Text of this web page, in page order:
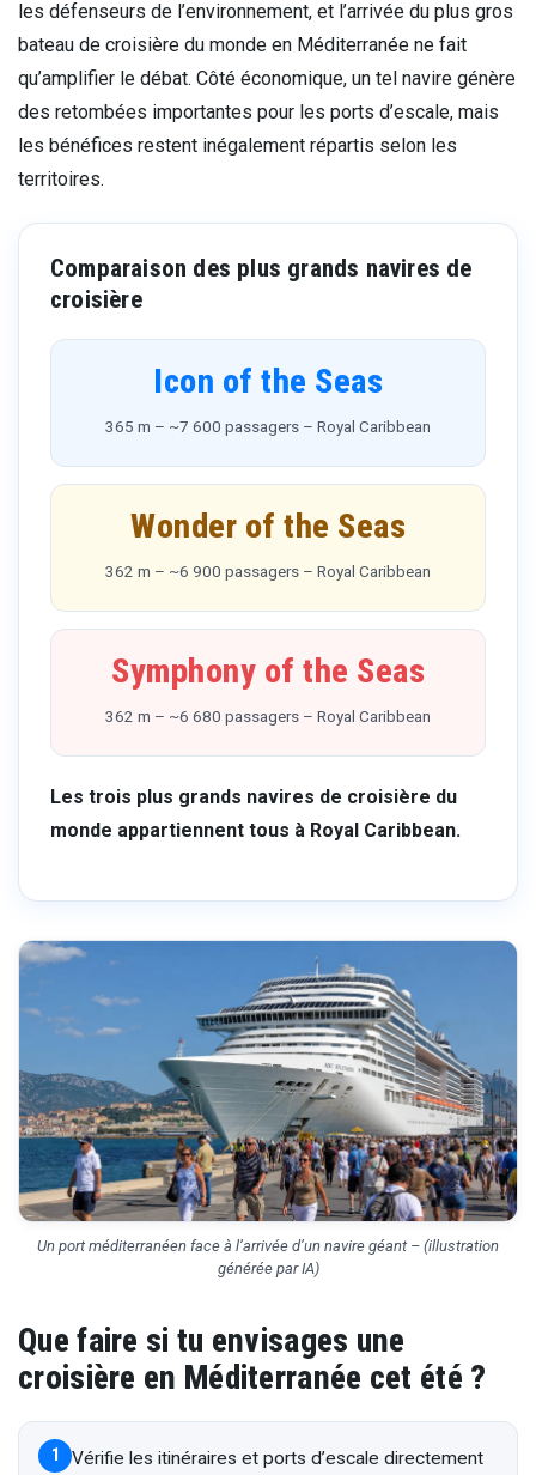
les défenseurs de l’environnement, et l’arrivée du plus gros
bateau de croisière du monde en Méditerranée ne fait
qu’amplifier le débat. Côté économique, un tel navire génère
des retombées importantes pour les ports d’escale, mais
les bénéfices restent inégalement répartis selon les
territoires.
Comparaison des plus grands navires de
croisière
Icon of the Seas
365 m – ~7 600 passagers – Royal Caribbean
Wonder of the Seas
362 m – ~6 900 passagers – Royal Caribbean
Symphony of the Seas
362 m – ~6 680 passagers – Royal Caribbean
Les trois plus grands navires de croisière du
monde appartiennent tous à Royal Caribbean.
Un port méditerranéen face à l’arrivée d’un navire géant – (illustration
générée par IA)
Que faire si tu envisages une
croisière en Méditerranée cet été ?
1
Vérifie les itinéraires et ports d’escale directement